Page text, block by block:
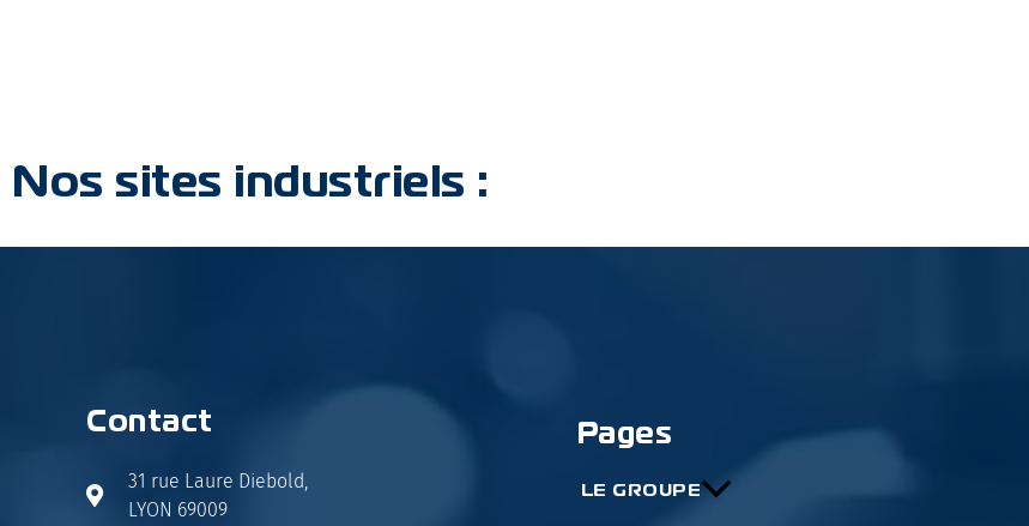
Nos sites industriels :
Contact
31 rue Laure Diebold,
LYON 69009
Pages
LE GROUPE